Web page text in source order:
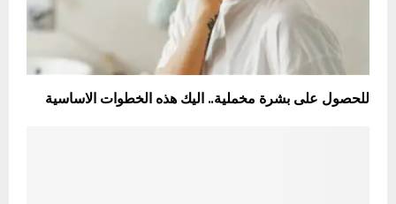
للحصول على بشرة مخملية.. اليك هذه الخطوات الاساسية